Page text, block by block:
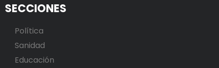
SECCIONES
Política
Sanidad
Educación